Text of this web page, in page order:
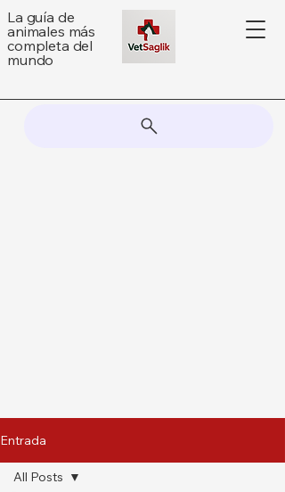
La guía de
animales más
completa del
mundo
Entrada
All Posts